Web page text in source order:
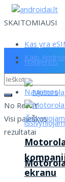
SKAITOMIAUSI
Kas yra
Kaip
No Result
Visi paieškos
rezultatai
Naujienos
Naujienos
ekranu